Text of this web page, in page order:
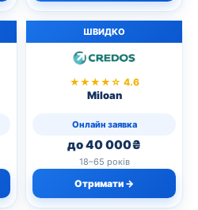
ШВИДКО
★★★★☆ 4.6
Miloan
Онлайн заявка
до 40 000₴
18–65 років
Отримати →